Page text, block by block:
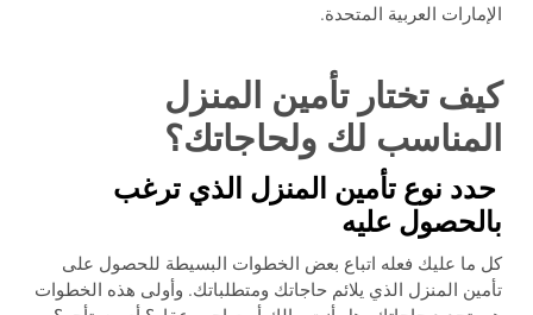
الإمارات العربية المتحدة.
كيف تختار تأمين المنزل
المناسب لك ولحاجاتك؟
حدد نوع تأمين المنزل الذي ترغب
بالحصول عليه
كل ما عليك فعله اتباع بعض الخطوات البسيطة للحصول على
تأمين المنزل الذي يلائم حاجاتك ومتطلباتك. وأولى هذه الخطوات